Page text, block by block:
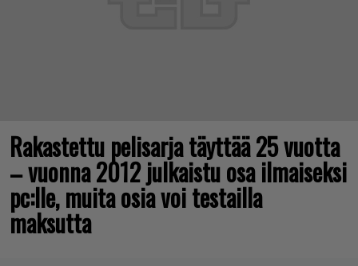
Rakastettu pelisarja täyttää 25 vuotta
– vuonna 2012 julkaistu osa ilmaiseksi
pc:lle, muita osia voi testailla
maksutta